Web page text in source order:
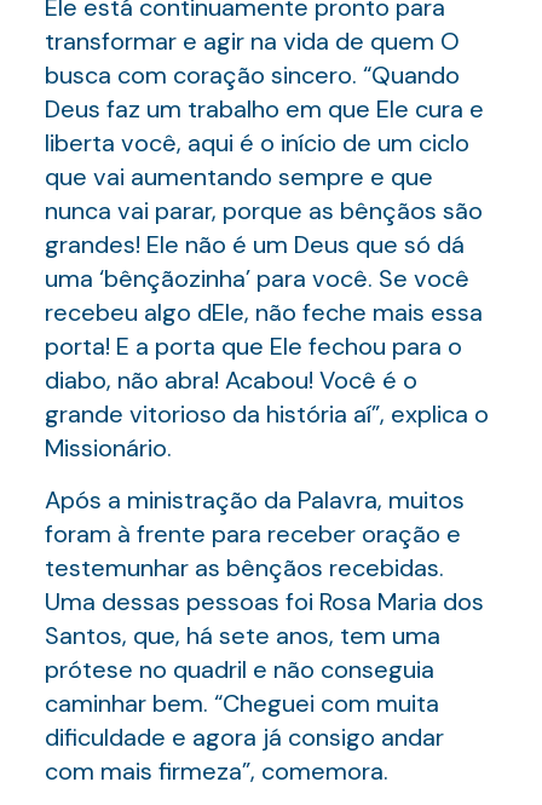
Ele está continuamente pronto para
transformar e agir na vida de quem O
busca com coração sincero. “Quando
Deus faz um trabalho em que Ele cura e
liberta você, aqui é o início de um ciclo
que vai aumentando sempre e que
nunca vai parar, porque as bênçãos são
grandes! Ele não é um Deus que só dá
uma ‘bênçãozinha’ para você. Se você
recebeu algo dEle, não feche mais essa
porta! E a porta que Ele fechou para o
diabo, não abra! Acabou! Você é o
grande vitorioso da história aí”, explica o
Missionário.
Após a ministração da Palavra, muitos
foram à frente para receber oração e
testemunhar as bênçãos recebidas.
Uma dessas pessoas foi Rosa Maria dos
Santos, que, há sete anos, tem uma
prótese no quadril e não conseguia
caminhar bem. “Cheguei com muita
dificuldade e agora já consigo andar
com mais firmeza”, comemora.